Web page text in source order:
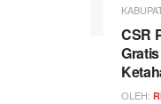
CSR
OLEH: